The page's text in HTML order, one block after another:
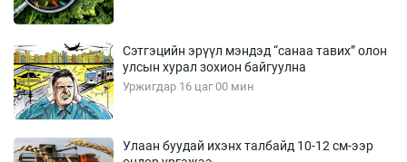
Сэтгэцийн эрүүл мэндэд “санаа тавих” олон
улсын хурал зохион байгуулна
Уржигдар 16 цаг 00 мин
Улаан буудай ихэнх талбайд 10-12 см-ээр